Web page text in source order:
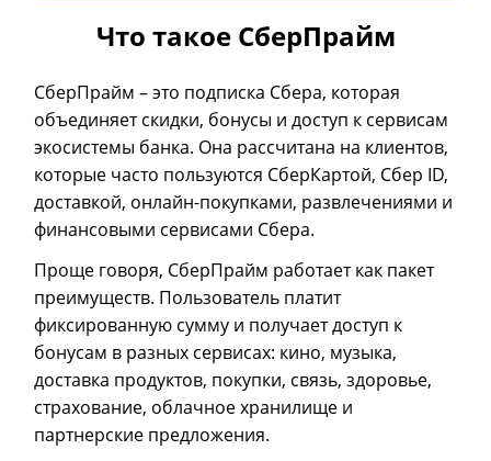
Что такое СберПрайм
СберПрайм–это подписка Сбера, которая
объединяет скидки, бонусы и доступ к сервисам
экосистемы банка. Она рассчитана на клиентов,
которые часто пользуются СберКартой, Сбер ID,
доставкой, онлайн-покупками, развлечениями и
финансовыми сервисами Сбера.
Проще говоря, СберПрайм работает как пакет
преимуществ. Пользователь платит
фиксированную сумму и получает доступ к
бонусам в разных сервисах: кино, музыка,
доставка продуктов, покупки, связь, здоровье,
страхование, облачное хранилище и
партнерские предложения.